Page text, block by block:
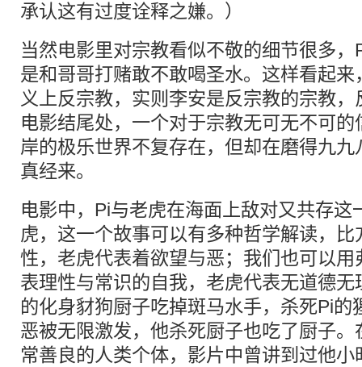
承认这有过度诠释之嫌。）
当然电影里对宗教看似不敬的细节很多
是和哥哥打赌敢不敢喝圣水。这样看起
义上反宗教，实则李安是反宗教的宗教
电影结尾处，一个对于宗教无可无不可
岸的极乐世界不复存在，但却在磨得九
真经来。
电影中，Pi与老虎在海面上敌对又共存这
虎，这一个故事可以有多种哲学解读，
性，老虎代表着欲望与恶；我们也可以
表理性与常识的自我，老虎代表无道德
的化身豺狗厨子吃掉斑马水手，杀死Pi的
恶被无限激发，他杀死厨子也吃了厨子
常善良的人类个体，影片中曾讲到过他